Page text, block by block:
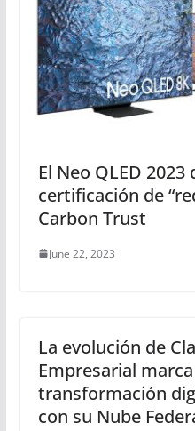
El Neo QLED
certificación de
Carbon Trust
June 22, 2023
La evolución de
Empresarial
transformación
con su Nube